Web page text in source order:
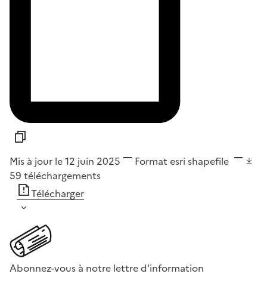
Mis à jour le 12 juin 2025 Format esri shapefile
59 téléchargements
Télécharger
Abonnez-vous à notre lettre d'information